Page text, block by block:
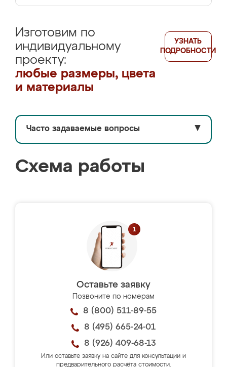
Изготовим по
индивидуальному
проекту:
любые размеры, цвета
и материалы
УЗНАТЬ
ПОДРОБНОСТИ
Часто задаваемые вопросы ▼
Схема работы
Оставьте заявку
Позвоните по номерам
8 (800) 511-89-55
8 (495) 665-24-01
8 (926) 409-68-13
Или оставьте заявку на сайте для консультации и
предварительного расчёта стоимости.